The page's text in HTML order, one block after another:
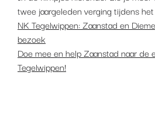
twee jaargeleden verging tijdens
NK Tegelwippen: Zaanstad en
bezoek
Doe mee en help Zaanstad naar de
Tegelwippen!